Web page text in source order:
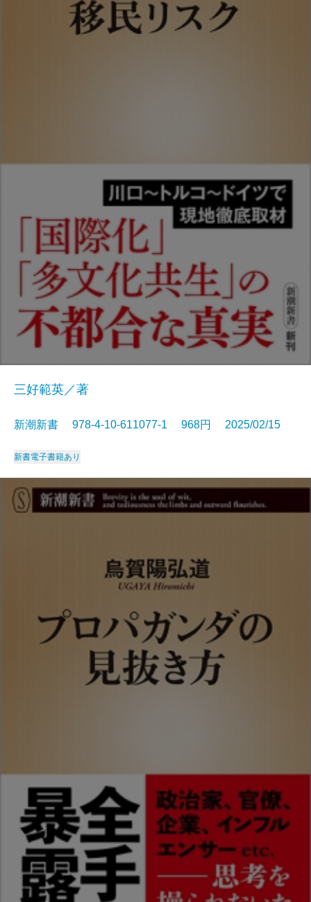
三好範英／著
新潮新書 978-4-10-611077-1 968円 2025/02/15
新書電子書籍あり